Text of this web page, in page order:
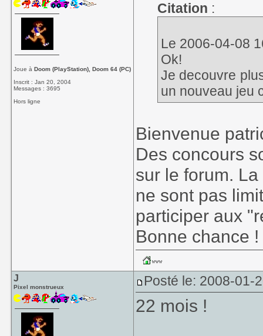
Joue àDoom (PlayStation), Doom 64 (PC)
Inscrit : Jan 20, 2004
Messages : 3695
Hors ligne
Citation :
Le 2006-04-08
Ok!
Je decouvre
un nouveau jeu
Bienvenue
Des concours
sur le forum.
ne sont pas
participer aux
Bonne chance !
J
Pixel monstrueux Posté le: 2008-01-
22 mois !